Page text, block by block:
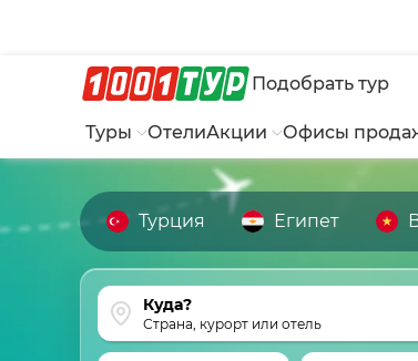
Подобрать тур
Туры ОтелиАкции Офисы
Турция Египет
Страна, курорт или отель